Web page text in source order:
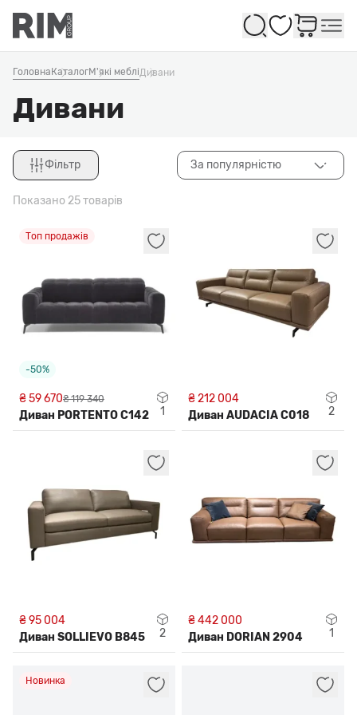
Обране
Головна КаталогМ'які мебліДивани
Дивани
Фільтр
Закрити
За популярністю
Показано 25 товарів
Топ продажів
-50%
₴ 59 670₴ 119 340
Диван PORTENTO C142 1
₴ 212 004
Диван AUDACIA C018
2
₴ 95 004
Диван SOLLIEVO B845
2
₴ 442 000
Диван DORIAN 2904
1
Новинка